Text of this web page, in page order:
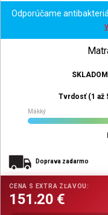
Odporúčame
Tvrdosť (1 až
Mäkký
Doprava zadarmo